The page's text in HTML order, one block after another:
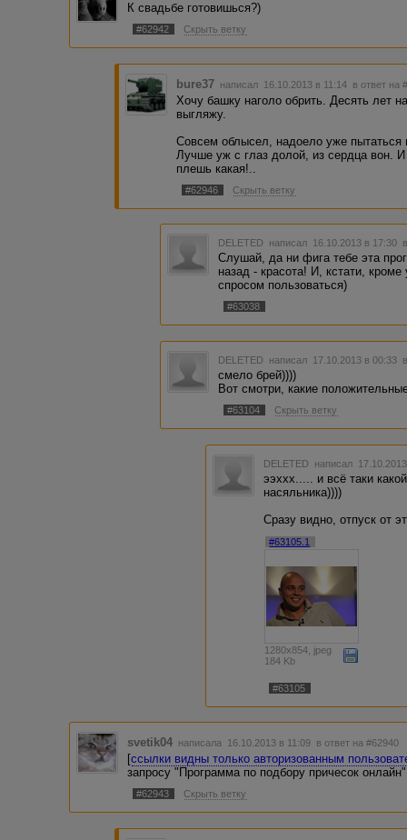
К свадьбе готовишься?)
#62942 Скрыть ветку
bure37 написал 16.10.2013 в 11:14 в ответ на
Хочу башку наголо обрить. Десять лет
выгляжу.
Совсем облысел, надоело уже
Лучше уж с глаз долой, из сердца вон.
плешь какая!..
#62946 Скрыть ветку
DELETED написал 16.10.2013 в 17:30
Слушай, да ни фига тебе эта
назад - красота! И, кстати,
спросом пользоваться)
#63038
DELETED написал 17.10.2013 в 00:33
смело брей))))
Вот смотри, какие
#63104 Скрыть ветку
DELETED написал
ээххх..... и всё таки
насяльника))))
Сразу видно, отпуск от
#63105.1
1280x854, jpeg
184 Kb
#63105
svetik04 написала 16.10.2013 в 11:09 в ответ на #62940
[ссылки видны только авторизованным
запросу "Программа по подбору причесок
#62943 Скрыть ветку